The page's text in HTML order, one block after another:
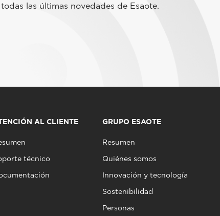
las últimas novedades de Esaote.
AL CLIENTE
técnico
GRUPO ESAOTE
Resumen
Quiénes somos
Innovación y tecnología
Sostenibilidad
Personas